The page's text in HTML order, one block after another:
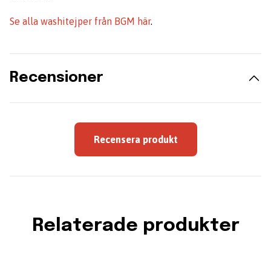
Se alla washitejper från BGM här.
Recensioner
Recensera produkt
Relaterade produkter